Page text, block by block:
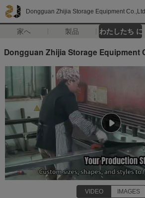
Dongguan Zhijia Storage Equipment
家へ 製品 わたしたち に
Dongguan Zhijia Storage Equipment
VIDEO IMAGES